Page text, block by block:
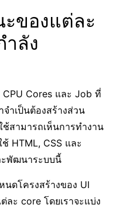
ของแต่ละ
ำลัง
CPU Cores และ Job ที่
ำเป็นต้องสร้างส่วน
สามารถเห็นการทำงาน
HTML, CSS และ
ะพัฒนาระบบนี้
นดโครงสร้างของ UI
ะ core โดยเราจะแบ่ง